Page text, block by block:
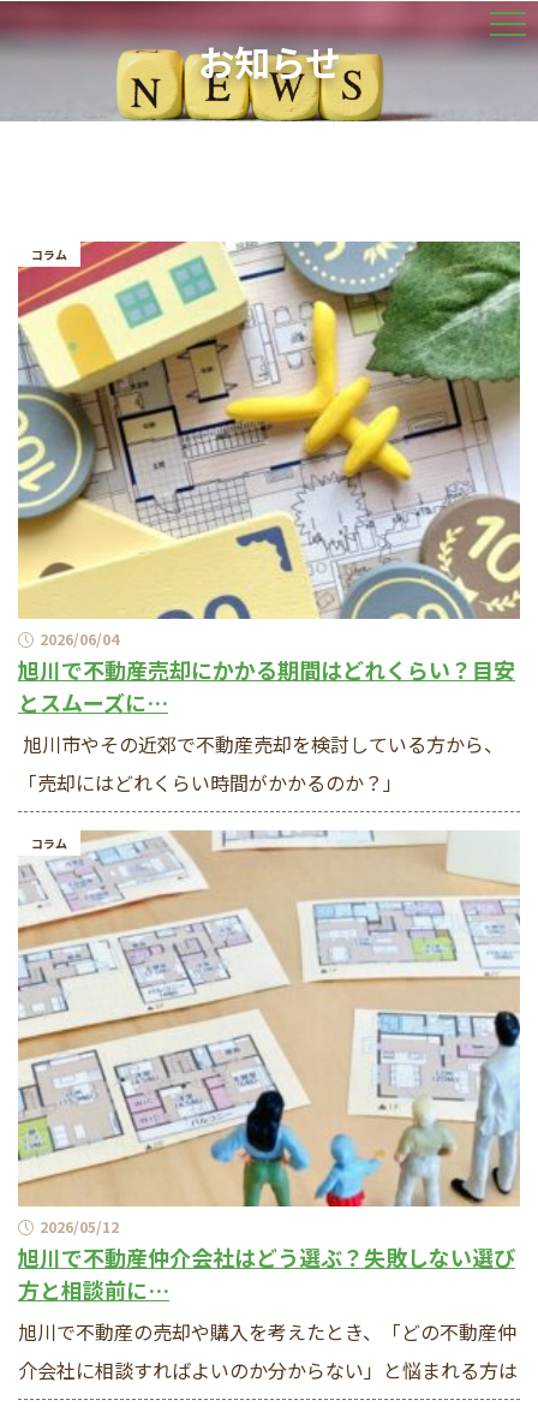
お知らせ
コラム
2026/06/04
旭川で不動産売却にかかる期間はどれくらい？目安
とスムーズに…
旭川市やその近郊で不動産売却を検討している方から、
「売却にはどれくらい時間がかかるのか？」
コラム
2026/05/12
旭川で不動産仲介会社はどう選ぶ？失敗しない選び
方と相談前に…
旭川で不動産の売却や購入を考えたとき、「どの不動産仲
介会社に相談すればよいのか分からない」と悩まれる方は